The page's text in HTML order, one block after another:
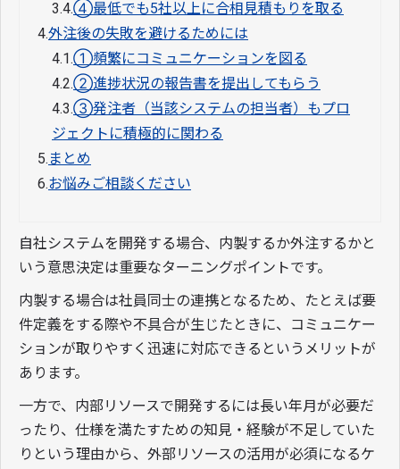
3.4.④最低でも5社以上に合相見積もりを取る
4.外注後の失敗を避けるためには
4.1.①頻繁にコミュニケーションを図る
4.2.②進捗状況の報告書を提出してもらう
4.3.③発注者（当該システムの担当者）もプロ
ジェクトに積極的に関わる
5. まとめ
6.お悩みご相談ください
自社システムを開発する場合、内製するか外注するかと
いう意思決定は重要なターニングポイントです。
内製する場合は社員同士の連携となるため、たとえば要
件定義をする際や不具合が生じたときに、コミュニケー
ションが取りやすく迅速に対応できるというメリットが
あります。
一方で、内部リソースで開発するには長い年月が必要だ
ったり、仕様を満たすための知見・経験が不足していた
りという理由から、外部リソースの活用が必須になるケ